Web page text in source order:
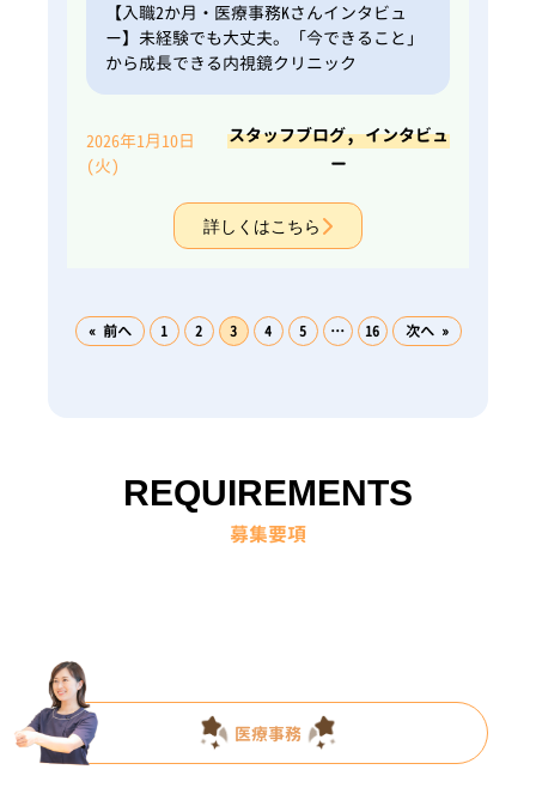
【入職2か月・医療事務Kさんインタビュ
ー】未経験でも大丈夫。「今できること」
から成長できる内視鏡クリニック
2026年1月10日
(火)
スタッフブログ,インタビュ
ー
詳しくはこちら
« 前へ 1 2 3 4 5 … 16 次へ »
REQUIREMENTS
募集要項
医療事務